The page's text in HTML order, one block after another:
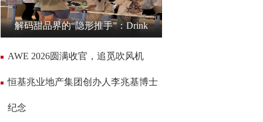
解码甜品界的“隐形推手”：Drink
AWE 2026圆满收官，追觅吹风机
恒基兆业地产集团创办人李兆基博士
纪念